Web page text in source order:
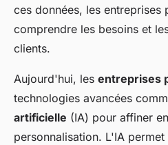
ces données, les entreprises
comprendre les besoins et
clients.
Aujourd'hui, les entreprises
technologies avancées
artificielle (IA) pour affiner
personnalisation. L'IA